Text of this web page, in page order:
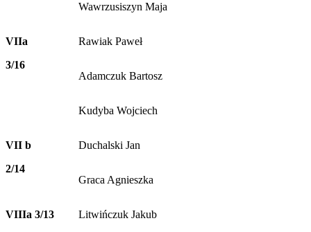
Wawrzusiszyn Maja
VIIa
3/16
Rawiak Paweł
Adamczuk Bartosz
Kudyba Wojciech
VII b
2/14
Duchalski Jan
Graca Agnieszka
VIIIa 3/13 Litwińczuk Jakub